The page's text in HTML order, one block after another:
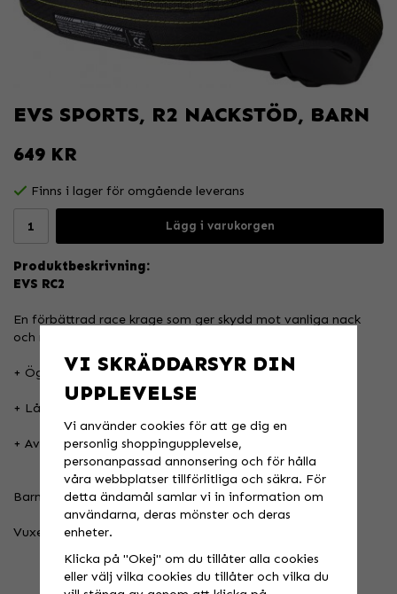
EVS SPORTS, R2 NACKSTÖD, BARN
649 KR
Finns i lager för omgående leverans
Lägg i varukorgen
Produktbeskrivning:
EVS RC2
En förbättrad race krage som ger skydd mot vanliga nack
och nyckelbensskador.
+ Öglor så du kan koppla ihom den med ditt bröstskydd.
+ Låg profil
+ Avtagbar / tvättbar foder
Barn: Upp till 47kg / Upp till 160cm
Vuxen: Från 47kg / Från 160cm
VI SKRÄDDARSYR DIN
UPPLEVELSE
Vi använder cookies för att ge dig en
personlig shoppingupplevelse,
personanpassad annonsering och för hålla
våra webbplatser tillförlitliga och säkra. För
detta ändamål samlar vi in information om
användarna, deras mönster och deras
enheter.
Klicka på "Okej" om du tillåter alla cookies
eller välj vilka cookies du tillåter och vilka du